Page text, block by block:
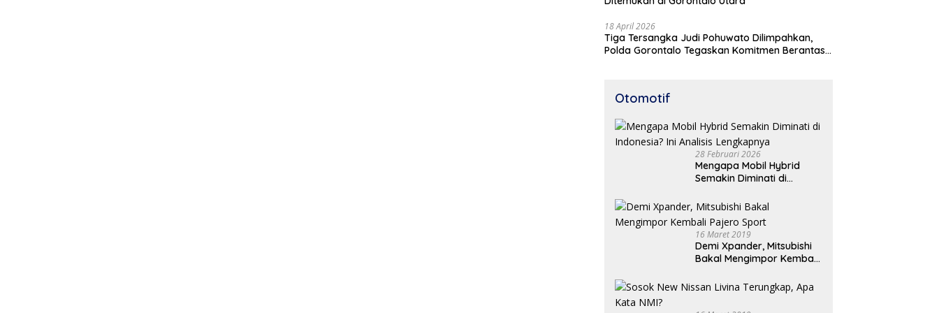
18 April 2026
Tiga Tersangka Judi Pohuwato Dilimpahkan,
Polda Gorontalo Tegaskan Komitmen Berantas
Otomotif
28 Februari 2026
Mengapa Mobil Hybrid
Semakin Diminati di
Lengkapnya
16 Maret 2019
Demi Xpander, Mitsubishi
Bakal Mengimpor Kembali